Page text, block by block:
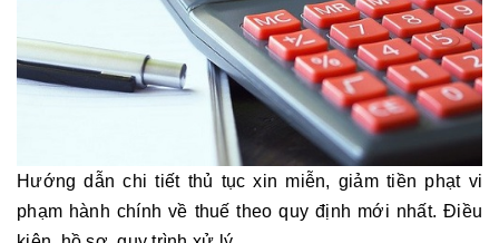
Hướng dẫn chi tiết thủ tục xin miễn, giảm tiền phạt vi
phạm hành chính về thuế theo quy định mới nhất. Điều